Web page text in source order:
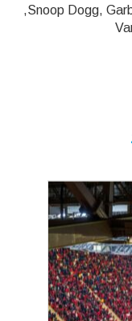
,Snoop Dogg,